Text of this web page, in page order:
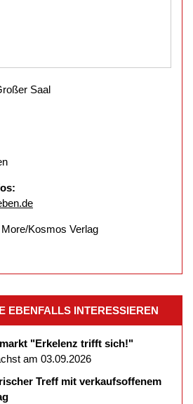
Saal
Kosmos Verlag
EBENFALLS INTERESSIEREN
"Erkelenz trifft sich!"
am 03.09.2026
Treff mit verkaufsoffenem